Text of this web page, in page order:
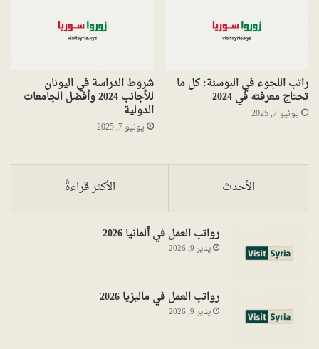
راتب اللجوء في البوسنة: كل ما
تحتاج معرفته في 2024
يونيو 7, 2025
شروط الدراسة في اليونان
للأجانب 2024 وأفضل الجامعات
الدولية
يونيو 7, 2025
الأحدث الأكثر قراءةً
رواتب العمل في ألمانيا 2026
يناير 9, 2026
رواتب العمل في ماليزيا 2026
يناير 9, 2026